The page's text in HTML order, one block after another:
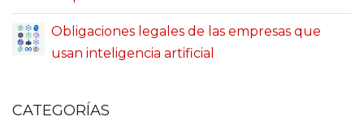
Obligaciones legales de las empresas que
usan inteligencia artificial
CATEGORÍAS